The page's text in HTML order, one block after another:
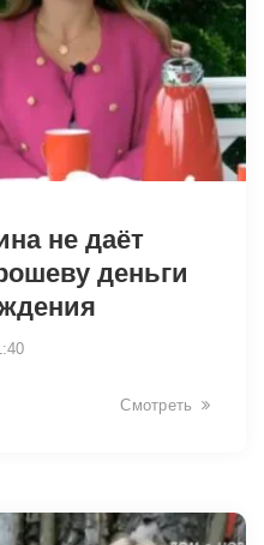
не даёт
деньги
Смотреть